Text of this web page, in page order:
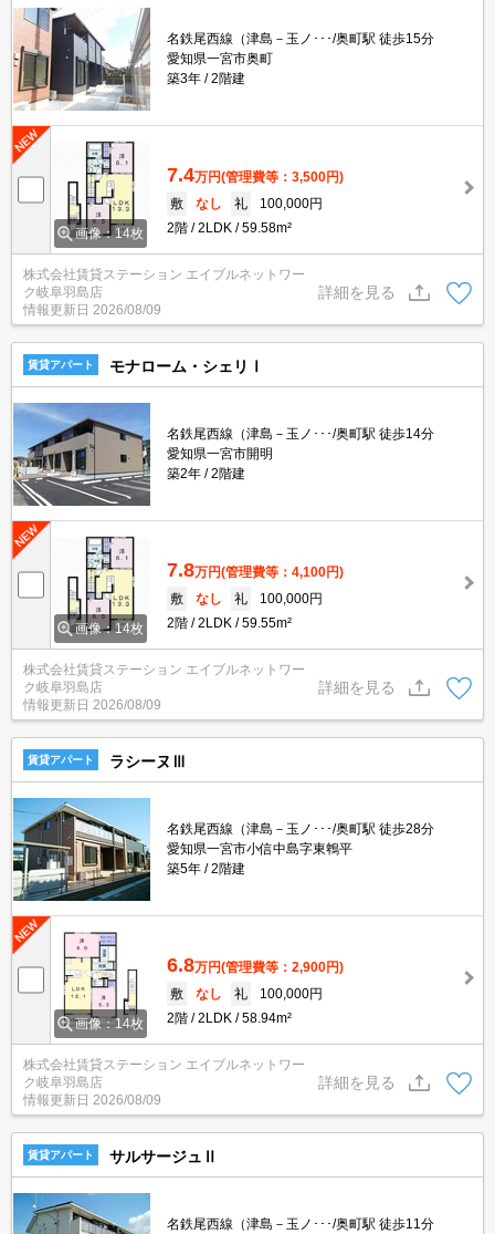
名鉄尾西線（津島－玉ノ･･･/奥町駅 徒歩15分
愛知県一宮市奥町
築3年
2階建
画像：14枚
7.4万円(管理費等：3,500円)
敷
なし 礼
100,000円
2階
2LDK 59.58m²
株式会社賃貸ステーション エイブルネットワー
ク岐阜羽島店
情報更新日 2026/08/09
詳細を見る
賃貸アパート モナローム・シェリⅠ
名鉄尾西線（津島－玉ノ･･･/奥町駅 徒歩14分
愛知県一宮市開明
築2年
2階建
画像：14枚
7.8万円(管理費等：4,100円)
敷
なし 礼
100,000円
2階
2LDK 59.55m²
株式会社賃貸ステーション エイブルネットワー
ク岐阜羽島店
情報更新日 2026/08/09
詳細を見る
賃貸アパート ラシーヌⅢ
名鉄尾西線（津島－玉ノ･･･/奥町駅 徒歩28分
愛知県一宮市小信中島字東鵯平
築5年
2階建
画像：14枚
6.8万円(管理費等：2,900円)
敷
なし 礼
100,000円
2階
2LDK 58.94m²
株式会社賃貸ステーション エイブルネットワー
ク岐阜羽島店
情報更新日 2026/08/09
詳細を見る
賃貸アパート サルサージュⅡ
名鉄尾西線（津島－玉ノ･･･/奥町駅 徒歩11分